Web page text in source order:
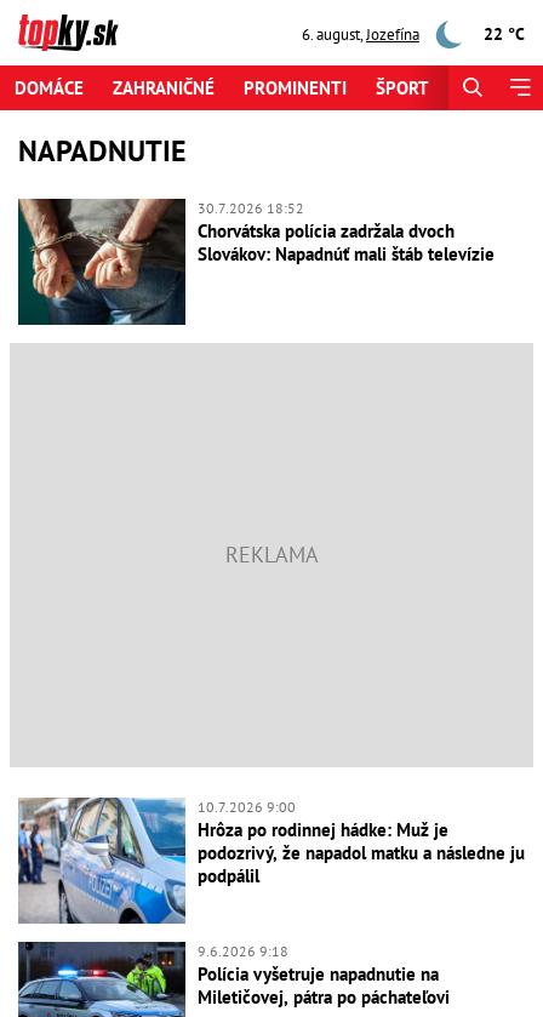
6. august,Jozefína 22 °C
DOMÁCE ZAHRANIČNÉ PROMINENTI ŠPORT
NAPADNUTIE
30.7.2026 18:52
Chorvátska polícia zadržala dvoch
Slovákov: Napadnúť mali štáb televízie
10.7.2026 9:00
Hrôza po rodinnej hádke: Muž je
podozrivý, že napadol matku a následne ju
podpálil
9.6.2026 9:18
Polícia vyšetruje napadnutie na
Miletičovej, pátra po páchateľovi